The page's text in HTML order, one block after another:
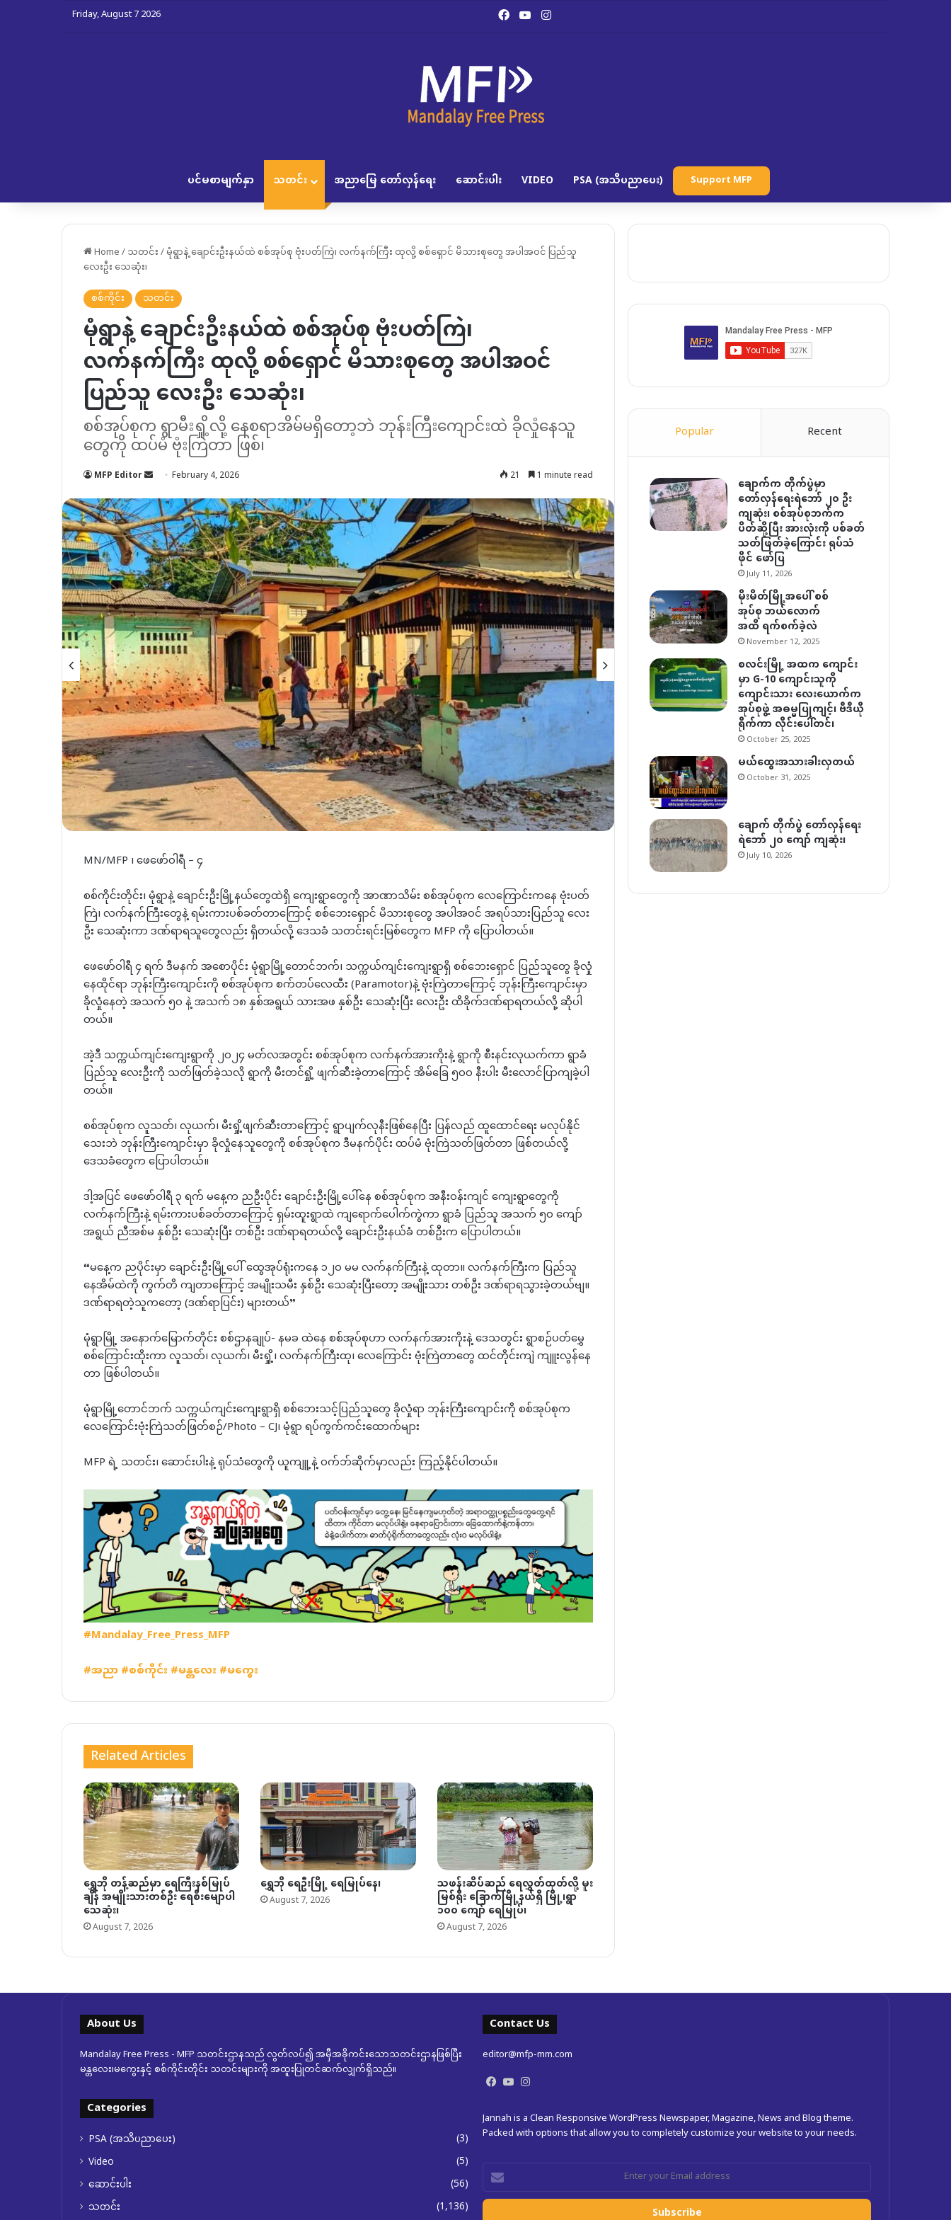
Friday, August 7 2026 Facebook
YouTubeInstagram
ပင်မစာမျက်နှာ သတင်း အညာမြေ တော်လှန်ရေး ဆောင်းပါး VIDEO PSA (အသိပညာပေး) Support MFP
Home/သတင်း/မုံရွာနဲ့ ချောင်းဦးနယ်ထဲ စစ်အုပ်စု ဗုံးပတ်ကြဲ၊ လက်နက်ကြီး ထုလို့ စစ်ရှောင် မိသားစုတွေ အပါအဝင် ပြည်သူ
လေးဦး သေဆုံး၊
စစ်ကိုင်း
သတင်း
မုံရွာနဲ့ ချောင်းဦးနယ်ထဲ စစ်အုပ်စု ဗုံးပတ်ကြဲ၊
လက်နက်ကြီး ထုလို့ စစ်ရှောင် မိသားစုတွေ အပါအဝင်
ပြည်သူ လေးဦး သေဆုံး၊
စစ်အုပ်စုက ရွာမီးရှို့လို့ နေစရာအိမ်မရှိတော့ဘဲ ဘုန်းကြီးကျောင်းထဲ ခိုလှုံနေသူ
တွေကို ထပ်မံ ဗုံးကြဲတာ ဖြစ်၊
MFP Editor Send
email
February 4, 2026 21 1 minute read
MN/MFP ၊ ဖေဖော်ဝါရီ – ၄
စစ်ကိုင်းတိုင်း၊ မုံရွာနဲ့ ချောင်းဦးမြို့နယ်တွေထဲရှိ ကျေးရွာတွေကို အာဏာသိမ်း စစ်အုပ်စုက လေကြောင်းကနေ ဗုံးပတ်
ကြဲ၊ လက်နက်ကြီးတွေနဲ့ ရမ်းကားပစ်ခတ်တာကြောင့် စစ်ဘေးရှောင် မိသားစုတွေ အပါအဝင် အရပ်သားပြည်သူ လေး
ဦး သေဆုံးကာ ဒဏ်ရာရသူတွေလည်း ရှိတယ်လို့ ဒေသခံ သတင်းရင်းမြစ်တွေက MFP ကို ပြောပါတယ်။
ဖေဖော်ဝါရီ ၄ ရက် ဒီမနက် အစောပိုင်း မုံရွာမြို့တောင်ဘက်၊ သက္ကယ်ကျင်းကျေးရွာရှိ စစ်ဘေးရှောင် ပြည်သူတွေ ခိုလှုံ
နေထိုင်ရာ ဘုန်းကြီးကျောင်းကို စစ်အုပ်စုက စက်တပ်လေထီး (Paramotor)နဲ့ ဗုံးကြဲတာကြောင့် ဘုန်းကြီးကျောင်းမှာ
ခိုလှုံနေတဲ့ အသက် ၅၀ နဲ့ အသက် ၁၈ နှစ်အရွယ် သားအဖ နှစ်ဦး သေဆုံးပြီး လေးဦး ထိခိုက်ဒဏ်ရာရတယ်လို့ ဆိုပါ
တယ်။
အဲ့ဒီ သက္ကယ်ကျင်းကျေးရွာကို ၂၀၂၄ မတ်လအတွင်း စစ်အုပ်စုက လက်နက်အားကိုးနဲ့ ရွာကို စီးနင်းလုယက်ကာ ရွာခံ
ပြည်သူ လေးဦးကို သတ်ဖြတ်ခဲ့သလို ရွာကို မီးတင်ရှို့ ဖျက်ဆီးခဲ့တာကြောင့် အိမ်ခြေ ၅၀၀ နီးပါး မီးလောင်ပြာကျခဲ့ပါ
တယ်။
စစ်အုပ်စုက လူသတ်၊ လုယက်၊ မီးရှို့ဖျက်ဆီးတာကြောင့် ရွာပျက်လုနီးဖြစ်နေပြီး ပြန်လည် ထူထောင်ရေး မလုပ်နိုင်
သေးဘဲ ဘုန်းကြီးကျောင်းမှာ ခိုလှုံနေသူတွေကို စစ်အုပ်စုက ဒီမနက်ပိုင်း ထပ်မံ ဗုံးကြဲသတ်ဖြတ်တာ ဖြစ်တယ်လို့
ဒေသခံတွေက ပြောပါတယ်။
ဒါ့အပြင် ဖေဖော်ဝါရီ ၃ ရက် မနေ့က ညဦးပိုင်း ချောင်းဦးမြို့ပေါ်နေ စစ်အုပ်စုက အနီးဝန်းကျင် ကျေးရွာတွေကို
လက်နက်ကြီးနဲ့ ရမ်းကားပစ်ခတ်တာကြောင့် ရှမ်းထူးရွာထဲ ကျရောက်ပေါက်ကွဲကာ ရွာခံ ပြည်သူ အသက် ၅၀ ကျော်
အရွယ် ညီအစ်မ နှစ်ဦး သေဆုံးပြီး တစ်ဦး ဒဏ်ရာရတယ်လို့ ချောင်းဦးနယ်ခံ တစ်ဦးက ပြောပါတယ်။
“မနေ့က ညပိုင်းမှာ ချောင်းဦးမြို့ပေါ် ထွေအုပ်ရုံးကနေ ၁၂၀ မမ လက်နက်ကြီးနဲ့ ထုတာ။ လက်နက်ကြီးက ပြည်သူ
နေအိမ်ထဲကို ကွက်တိ ကျတာကြောင့် အမျိုးသမီး နှစ်ဦး သေဆုံးပြီးတော့ အမျိုးသား တစ်ဦး ဒဏ်ရာရသွားခဲ့တယ်ဗျ။
ဒဏ်ရာရတဲ့သူကတော့ (ဒဏ်ရာပြင်း) များတယ်”
မုံရွာမြို့ အနောက်မြောက်တိုင်း စစ်ဌာနချုပ်- နမခ ထဲနေ စစ်အုပ်စုဟာ လက်နက်အားကိုးနဲ့ ဒေသတွင်း ရွာစဉ်ပတ်မွှေ
စစ်ကြောင်းထိုးကာ လူသတ်၊ လုယက်၊ မီးရှို့၊ လက်နက်ကြီးထု၊ လေကြောင်း ဗုံးကြဲတာတွေ ထင်တိုင်းကျဲ ကျူးလွန်နေ
တာ ဖြစ်ပါတယ်။
မုံရွာမြို့တောင်ဘက် သက္ကယ်ကျင်းကျေးရွာရှိ စစ်ဘေးသင့်ပြည်သူတွေ ခိုလှုံရာ ဘုန်းကြီးကျောင်းကို စစ်အုပ်စုက
လေကြောင်းဗုံးကြဲသတ်ဖြတ်စဉ်/Photo – CJ၊ မုံရွာ ရပ်ကွက်ကင်းထောက်များ
MFP ရဲ့ သတင်း၊ ဆောင်းပါးနဲ့ ရုပ်သံတွေကို ယူကျူ့နဲ့ ဝက်ဘ်ဆိုက်မှာလည်း ကြည့်နိုင်ပါတယ်။
#Mandalay_Free_Press_MFP
#အညာ#စစ်ကိုင်း#မန္တလေး#မကွေး
Related Articles
ရွှေဘို တန့်ဆည်မှာ ရေကြီးနစ်မြုပ်
ချိန် အမျိုးသားတစ်ဦး ရေစီးမျောပါ
သေဆုံး၊
August 7, 2026
ရွှေဘို ရေဦးမြို့ ရေမြုပ်နေ၊
August 7, 2026
သဖန်းဆိပ်ဆည် ရေလွှတ်ထုတ်လို့ မူး
မြစ်ရိုး ခြောက်မြို့နယ်ရှိ မြို့၊ရွာ
၁၀၀ ကျော် ရေမြုပ်၊
August 7, 2026
Popular Recent
ချောက်က တိုက်ပွဲမှာ
တော်လှန်ရေးရဲဘော် ၂၀ ဦး
ကျဆုံး၊ စစ်အုပ်စုဘက်က
ပိတ်ဆို့ပြီး အားလုံးကို ပစ်ခတ်
သတ်ဖြတ်ခဲ့ကြောင်း ရုပ်သံ
ဖိုင် ဖော်ပြ
July 11, 2026
မိုးမိတ်မြို့အပေါ် စစ်
အုပ်စု ဘယ်လောက်
အထိ ရက်စက်ခဲ့လဲ
November 12, 2025
စလင်းမြို့ အထက ကျောင်း
မှာ G-10 ကျောင်းသူကို
ကျောင်းသား လေးယောက်က
အုပ်စုဖွဲ့ အဓမ္မပြုကျင့်၊ ဗီဒီယို
ရိုက်ကာ လိုင်းပေါ်တင်၊
October 25, 2025
မယ်ထွေးအသားခါးလှတယ်
October 31, 2025
ချောက် တိုက်ပွဲ တော်လှန်ရေး
ရဲဘော် ၂၀ ကျော် ကျဆုံး၊
July 10, 2026
About Us
Mandalay Free Press - MFP သတင်းဌာနသည် လွတ်လပ်၍ အမှီအခိုကင်းသောသတင်းဌာနဖြစ်ပြီး
မန္တလေး၊မကွေးနှင့် စစ်ကိုင်းတိုင်း သတင်းများကို အထူးပြုတင်ဆက်လျှက်ရှိသည်။
Categories
PSA (အသိပညာပေး)
(3)
Video
(5)
ဆောင်းပါး
(56)
သတင်း
(1,136)
Contact Us
editor@mfp-mm.com
Facebook
YouTube
Jannah is a Clean Responsive WordPress Newspaper, Magazine, News and Blog theme.
Packed with options that allow you to completely customize your website to your needs.
Enter
your
Email